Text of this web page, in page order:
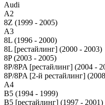
Audi
A2
8Z (1999 - 2005)
A3
8L (1996 - 2000)
8L [рестайлинг] (2000 - 2003)
8P (2003 - 2005)
8P/8PA [рестайлинг] (2004 -
8P/8PA [2-й рестайлинг]
A4
B5 (1994 - 1999)
B5 [рестайлинг] (1997 - 2001)